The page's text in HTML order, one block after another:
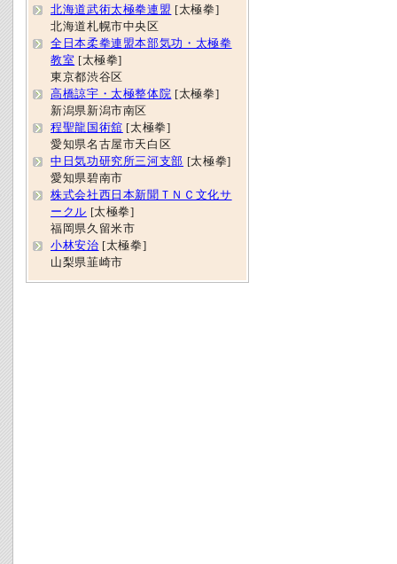
北海道武術太極拳連盟 [太極拳]
北海道札幌市中央区
全日本柔拳連盟本部気功・太極拳
教室 [太極拳]
東京都渋谷区
高橋諒宇・太極整体院 [太極拳]
新潟県新潟市南区
程聖龍国術舘 [太極拳]
愛知県名古屋市天白区
中日気功研究所三河支部 [太極拳]
愛知県碧南市
株式会社西日本新聞ＴＮＣ文化サ
ークル [太極拳]
福岡県久留米市
小林安治 [太極拳]
山梨県韮崎市